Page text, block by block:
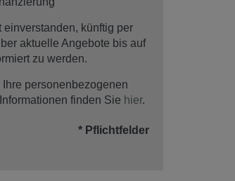
einverstanden, künftig per
aktuelle Angebote bis auf
zu werden.
personenbezogenen
finden Sie hier.
* Pflichtfelder